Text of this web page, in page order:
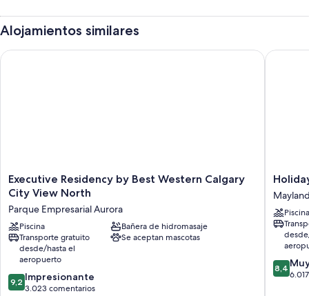
Alojamientos similares
Executive
Residency
Best
Western
Calgary
City
View
North
Parque
Executive Residency by Best Western Calgary
City View North
Parque Empresarial Aurora
Piscina
Bañera de hidromasaje
Transporte gratuito
desde/hasta el
aeropuerto
Se aceptan mascotas
9.2
sobre
9,2 Impresionante
3.023 comentarios
Executive Residency by Best Western Calgary City View North
Holiday
Inn
Calgary-
Airport
by
IHG
Mayland
Heights
Piscina
8.4
sobre
8,4
Holiday